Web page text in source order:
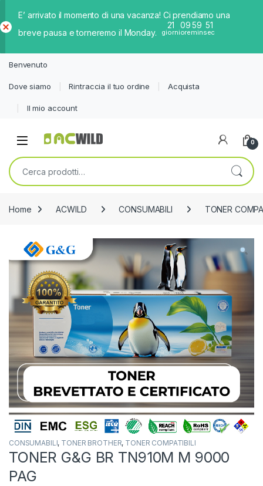
E’ arrivato il momento di una vacanza! Ci prendiamo una
breve pausa e torneremo il Monday.
21
giorni
09
ore
59
min
51
sec
iud
Benvenuto
Dove siamo Rintraccia il tuo ordine Acquista
Il mio account
0
Cerca:
Home ACWILD CONSUMABILI TONER
CONSUMABILI, TONER BROTHER, TONER COMPATIBILI
TONER G&G BR TN910M M 9000
PAG